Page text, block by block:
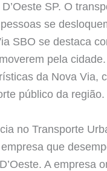
SP. O
se
SBO se destaca
pela
da Nova Via,
público da região.
no Transporte
que
A empresa